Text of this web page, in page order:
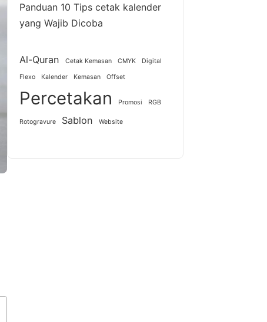
Panduan 10 Tips cetak kalender
yang Wajib Dicoba
Al-Quran Cetak Kemasan CMYK Digital
Flexo Kalender Kemasan Offset
Percetakan Promosi RGB
Rotogravure Sablon Website